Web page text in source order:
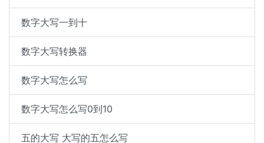
数字大写一到十
数字大写转换器
数字大写怎么写
数字大写怎么写0到10
五的大写 大写的五怎么写